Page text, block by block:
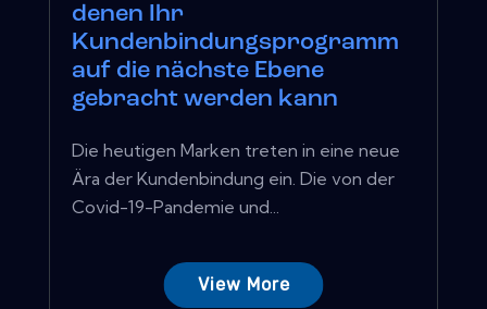
denen Ihr
Kundenbindungsprogramm
auf die nächste Ebene
gebracht werden kann
Die heutigen Marken treten in eine neue
Ära der Kundenbindung ein. Die von der
Covid-19-Pandemie und...
View More